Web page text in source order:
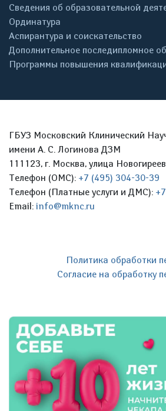
Сведения об образовательной
Ординатура
Аспирантура и соискательство
Дополнительное последипломное
Программы повышения
ГБУЗ Московский Клинический
имени А. С. Логинова ДЗМ
111123, г. Москва, улица
Телефон (ОМС): +7 (495) 304-30-39
Телефон (Платные услуги и ДМС):
Email: info@mknc.ru
Политика обработки
Согласие на обработку